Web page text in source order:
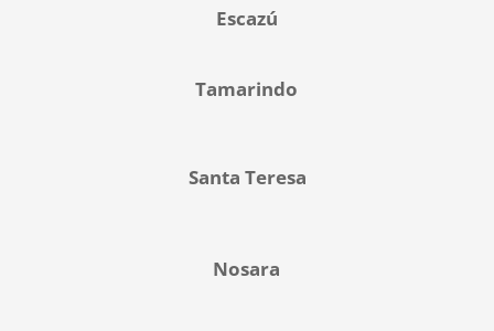
Escazú
Tamarindo
Santa Teresa
Nosara